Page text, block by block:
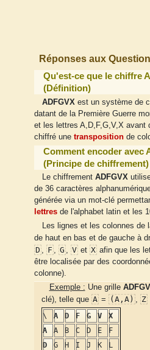
Réponses aux
Qu'est-ce que le chiffre
(Définition)
ADFGVXest un système de
datant de la Première Guerre
et les lettres A,D,F,G,V,X avant
chiffré une transposition de
Comment encoder avec
(Principe de chiffrement)
Le chiffrement ADFGVX
de 36 caractères
générée via un mot-clé
lettres de l'alphabet latin et les
Les lignes et les colonnes de
de haut en bas et de gauche à
D F G V et X afin que les
être localisée par des
colonne).
Exemple : Une grille
clé), telle que A = (A,A) Z
\
A D F G V
X
A
A B C D E
F
D
G H I J K
L